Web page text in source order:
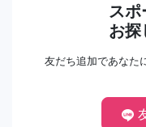
スポ
お探
友だち追加であなた